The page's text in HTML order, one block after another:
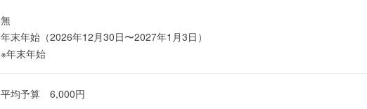
無
年末年始（2026年12月30日〜2027年1月3日）
※年末年始
平均予算 6,000円